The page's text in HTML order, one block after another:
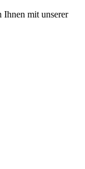
Ihnen mit unserer